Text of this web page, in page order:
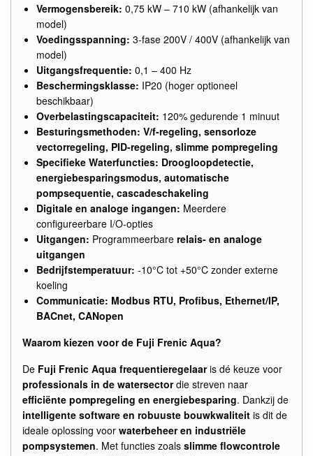
Vermogensbereik: 0,75 kW – 710 kW (afhankelijk van
model)
Voedingsspanning: 3-fase 200V / 400V (afhankelijk van
model)
Uitgangsfrequentie: 0,1 – 400 Hz
Beschermingsklasse: IP20 (hoger optioneel
beschikbaar)
Overbelastingscapaciteit: 120% gedurende 1 minuut
Besturingsmethoden: V/f-regeling, sensorloze
vectorregeling, PID-regeling, slimme pompregeling
Specifieke Waterfuncties: Droogloopdetectie,
energiebesparingsmodus, automatische
pompsequentie, cascadeschakeling
Digitale en analoge ingangen: Meerdere
configureerbare I/O-opties
Uitgangen: Programmeerbare relais- en analoge
uitgangen
Bedrijfstemperatuur: -10°C tot +50°C zonder externe
koeling
Communicatie: Modbus RTU, Profibus, Ethernet/IP,
BACnet, CANopen
Waarom kiezen voor de Fuji Frenic Aqua?
De Fuji Frenic Aqua frequentieregelaaris dé keuze voor
professionals in de watersectordie streven naar
efficiënte pompregeling en energiebesparing. Dankzij de
intelligente software en robuuste bouwkwaliteit is dit de
ideale oplossing voor waterbeheer en industriële
pompsystemen. Met functies zoals slimme flowcontrole